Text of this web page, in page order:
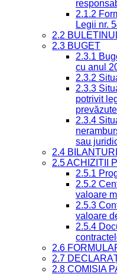
2.1.2
Legii nr.
2.2
2.3 BUGET
2.3.1
cu anul
2.3.2
2.3.3
potrivit
2.3.4
sau
2.4
2.5 ACHIZIȚII
2.5.1
2.5.2
valoare
2.5.3
valoare
2.5.4
2.6
2.7
2.8 COMISIA